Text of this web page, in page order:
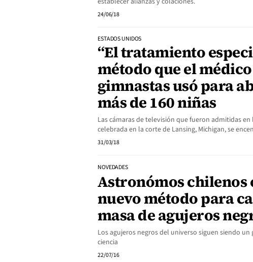
24/06/18
ESTADOS UNIDOS
“El tratamiento
método que el
gimnastas usó para
más de 160 niñas
Las cámaras de televisión que fueron admitidas
celebrada en la corte de Lansing, Michigan, se
31/03/18
NOVEDADES
Astronómos chilenos
nuevo método para
masa de agujeros
Los agujeros negros del universo siguen siendo
ciencia
22/07/16